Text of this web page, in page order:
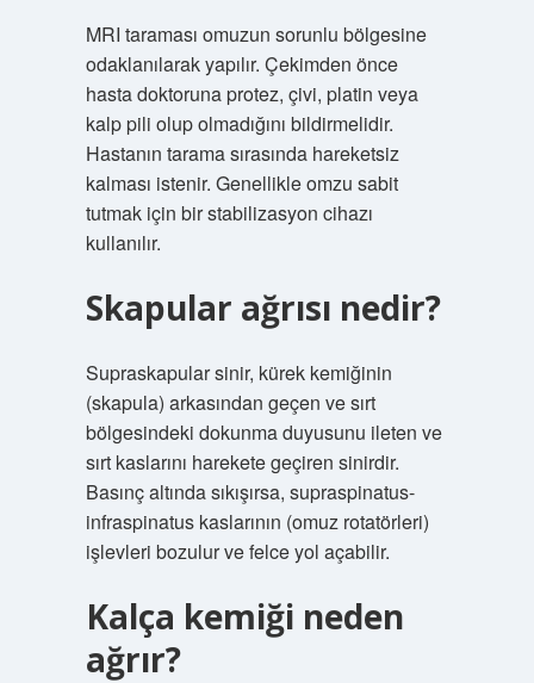
MRI taraması omuzun sorunlu bölgesine
odaklanılarak yapılır. Çekimden önce
hasta doktoruna protez, çivi, platin veya
kalp pili olup olmadığını bildirmelidir.
Hastanın tarama sırasında hareketsiz
kalması istenir. Genellikle omzu sabit
tutmak için bir stabilizasyon cihazı
kullanılır.
Skapular ağrısı nedir?
Supraskapular sinir, kürek kemiğinin
(skapula) arkasından geçen ve sırt
bölgesindeki dokunma duyusunu ileten ve
sırt kaslarını harekete geçiren sinirdir.
Basınç altında sıkışırsa, supraspinatus-
infraspinatus kaslarının (omuz rotatörleri)
işlevleri bozulur ve felce yol açabilir.
Kalça kemiği neden
ağrır?